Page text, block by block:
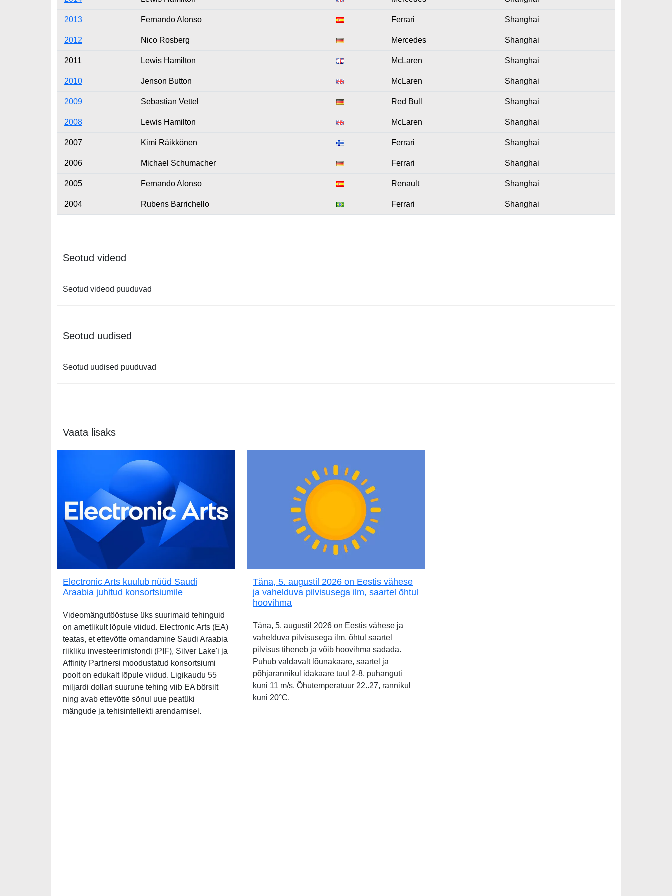
2013 Fernando Alonso Ferrari Shanghai
2012 Nico Rosberg Mercedes Shanghai
2011 Lewis Hamilton McLaren Shanghai
2010 Jenson Button McLaren Shanghai
2009 Sebastian Vettel Red Bull Shanghai
2008 Lewis Hamilton McLaren Shanghai
2007 Kimi Räikkönen Ferrari Shanghai
2006 Michael Schumacher Ferrari Shanghai
2005 Fernando Alonso Renault Shanghai
2004 Rubens Barrichello Ferrari Shanghai
Seotud videod
Seotud videod puuduvad
Seotud uudised
Seotud uudised puuduvad
Vaata lisaks
Electronic Arts kuulub nüüd Saudi
Araabia juhitud konsortsiumile
Videomängutööstuse üks suurimaid tehinguid
on ametlikult lõpule viidud. Electronic Arts (EA)
teatas, et ettevõtte omandamine Saudi Araabia
riikliku investeerimisfondi (PIF), Silver Lake'i ja
Affinity Partnersi moodustatud konsortsiumi
poolt on edukalt lõpule viidud. Ligikaudu 55
miljardi dollari suurune tehing viib EA börsilt
ning avab ettevõtte sõnul uue peatüki
mängude ja tehisintellekti arendamisel.
Täna, 5. augustil 2026 on Eestis vähese
ja vahelduva pilvisusega ilm, saartel õhtul
hoovihma
Täna, 5. augustil 2026 on Eestis vähese ja
vahelduva pilvisusega ilm, õhtul saartel
pilvisus tiheneb ja võib hoovihma sadada.
Puhub valdavalt lõunakaare, saartel ja
põhjarannikul idakaare tuul 2-8, puhanguti
kuni 11 m/s. Õhutemperatuur 22..27, rannikul
kuni 20°C.